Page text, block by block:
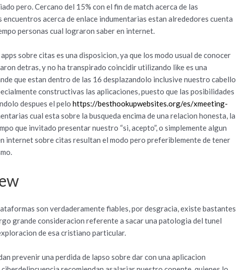
pero. Cercano del 15% con el fin de match acerca de las
acerca de enlace indumentarias estan alrededores cuenta
personas cual lograron saber en internet.
sobre citas es una disposicion, ya que los modo usual de conocer
detras, y no ha transpirado coincidir utilizando like es una
que estan dentro de las 16 desplazandolo inclusive nuestro cabello
constructivas las aplicaciones, puesto que las posibilidades
despues el pelohttps://besthookupwebsites.org/es/xmeeting-
cual esta sobre la busqueda encima de una relacion honesta, la
que invitado presentar nuestro “si, acepto”, o simplemente algun
internet sobre citas resultan el modo pero preferiblemente de tener
son verdaderamente fiables, por desgracia, existe bastantes
grande consideracion referente a sacar una patologi­a del tunel
de esa cristiano particular.
prevenir una perdida de lapso sobre dar con una aplicacion